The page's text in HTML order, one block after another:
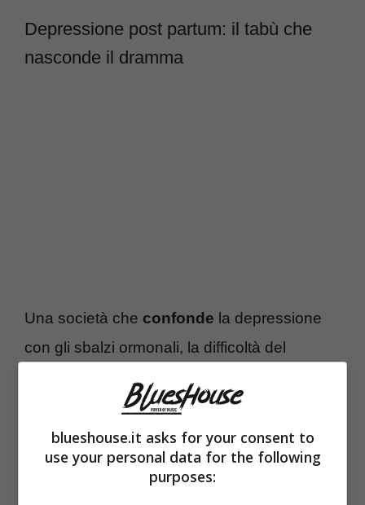
Depressione post partum: il tabù che
nasconde il dramma
Una società che confonde la depressione
con gli sbalzi ormonali, la difficoltà del
che deve essere spezzato e su cui
Levante chiama a raccoltal’opinione
pubblica. “ oscillavo tra la gioia di aver dato
blueshouse.it asks for your consent to
use your personal data for the following
purposes: